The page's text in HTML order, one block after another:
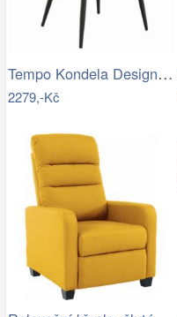
Tempo Kondela Designové křeslo FEDRIS -…
2279,-Kč